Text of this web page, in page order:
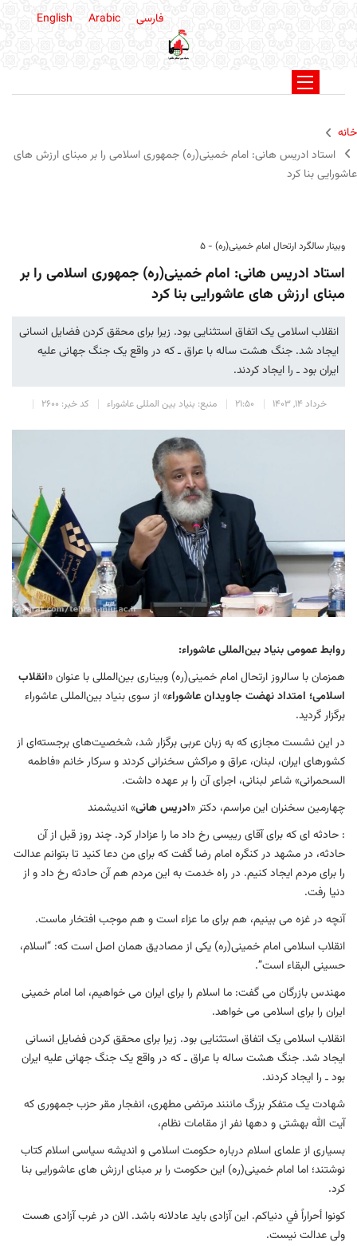
فارسی English Arabic
خانه
استاد ادریس هانی: امام خمینی(ره) جمهوری اسلامی را بر مبنای ارزش های
عاشورایی بنا کرد
وبینار سالگرد ارتحال امام خمینی(ره) - 5
استاد ادریس هانی: امام خمینی(ره) جمهوری اسلامی را بر
مبنای ارزش های عاشورایی بنا کرد
انقلاب اسلامی یک اتفاق استثنایی بود. زیرا برای محقق کردن فضایل انسانی
ایجاد شد. جنگ هشت ساله با عراق ـ که در واقع یک جنگ جهانی علیه
ایران بود ـ را ایجاد کردند.
خرداد 14, 1403 21:50 منبع: بنیاد بین المللی عاشوراء کد خبر: 2600
روابط عمومی بنیاد بین‌المللی عاشوراء:
همزمان با سالروز ارتحال امام خمینی(ره) وبیناری بین‌المللی با عنوان «انقلاب
اسلامی؛ امتداد نهضت جاویدان عاشوراء» از سوی بنیاد بین‌المللی عاشوراء
برگزار گردید.
در این نشست مجازی که به زبان عربی برگزار شد، شخصیت‌های برجسته‌ای از
کشورهای ایران، لبنان، عراق و مراکش سخنرانی کردند و سرکار خانم «فاطمه
السحمرانی» شاعر لبنانی، اجرای آن را بر عهده داشت.
چهارمین سخنران این مراسم، دکتر «ادریس هانی» اندیشمند
: حادثه ای که برای آقای رییسی رخ داد ما را عزادار کرد. چند روز قبل از آن
حادثه، در مشهد در کنگره امام رضا گفت که برای من دعا کنید تا بتوانم عدالت
را برای مردم ایجاد کنیم. در راه خدمت به این مردم هم آن حادثه رخ داد و از
دنیا رفت.
آنچه در غزه می بینیم، هم برای ما عزاء است و هم موجب افتخار ماست.
انقلاب اسلامی امام خمینی(ره) یکی از مصادیق همان اصل است که: “اسلام،
حسینی البقاء است”.
مهندس بازرگان می گفت: ما اسلام را برای ایران می خواهیم، اما امام خمینی
ایران را برای اسلامی می خواهد.
انقلاب اسلامی یک اتفاق استثنایی بود. زیرا برای محقق کردن فضایل انسانی
ایجاد شد. جنگ هشت ساله با عراق ـ که در واقع یک جنگ جهانی علیه ایران
بود ـ را ایجاد کردند.
شهادت یک متفکر بزرگ ماننند مرتضی مطهری، انفجار مقر حزب جمهوری که
آیت الله بهشتی و دهها نفر از مقامات نظام،
بسیاری از علمای اسلام درباره حکومت اسلامی و اندیشه سیاسی اسلام کتاب
نوشتند؛ اما امام خمینی(ره) این حکومت را بر مبنای ارزش های عاشورایی بنا
کرد.
کونوا أحراراً في دنیاکم. این آزادی باید عادلانه باشد. الان در غرب آزادی هست
ولی عدالت نیست.